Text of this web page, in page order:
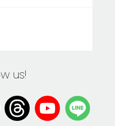
us!